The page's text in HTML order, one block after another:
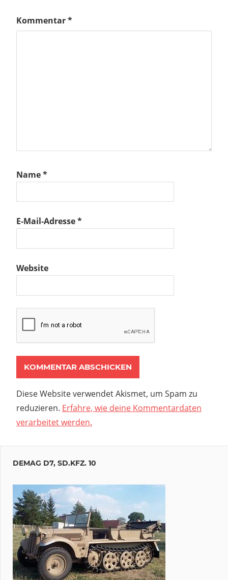
Kommentar*
Name*
E-Mail-Adresse*
Website
Diese Website verwendet Akismet, um Spam zu
reduzieren. Erfahre, wie deine Kommentardaten
verarbeitet werden.
DEMAG D7, SD.KFZ. 10